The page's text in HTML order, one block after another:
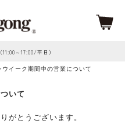
（11:00～17:00/平日）
イーク期間中の営業について
いて
がとうございます。